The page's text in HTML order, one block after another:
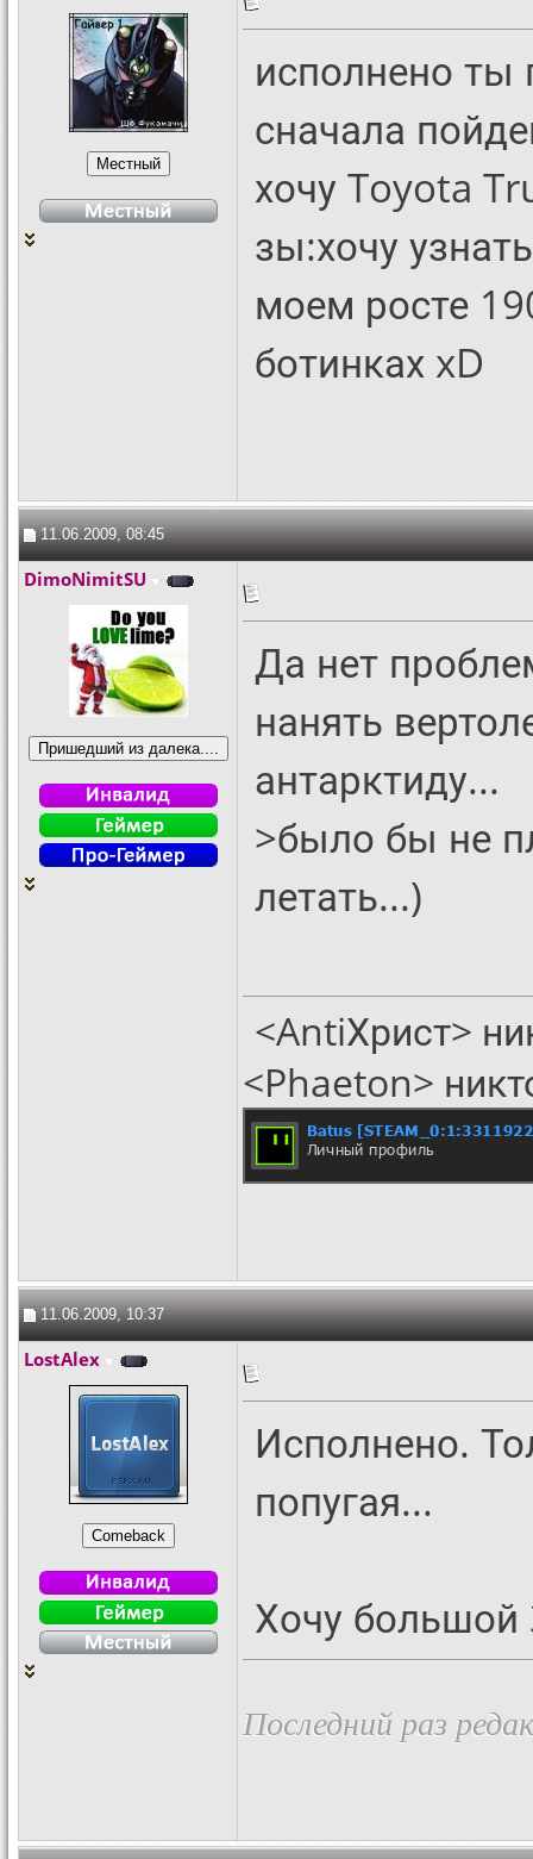
исполнено ты
сначала
хочу Toyota
зы:хочу
моем росте
ботинках xD
11.06.2009, 08:45
DimoNimitSU
Да нет
нанять
антарктиду...
>было бы не
летать...)
<AntiХрист>
<Phaeton>
11.06.2009, 10:37
LostAlex
Исполнено.
попугая...
Хочу
Последний раз